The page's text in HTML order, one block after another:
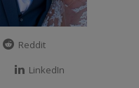
Reddit
LinkedIn